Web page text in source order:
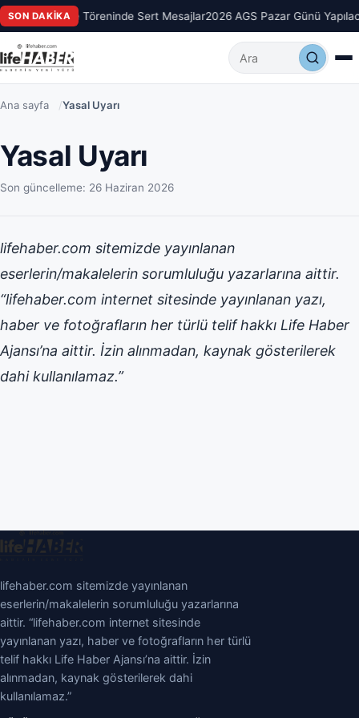
SON DAKIKAÜye Töreninde Sert Mesajlar2026 AGS Pazar Günü
Makalelerde ara
Ana sayfa /Yasal Uyarı
Yasal Uyarı
Son güncelleme: 26 Haziran 2026
lifehaber.com sitemizde yayınlanan
eserlerin/makalelerin sorumluluğu yazarlarına aittir.
“lifehaber.com internet sitesinde yayınlanan yazı,
haber ve fotoğrafların her türlü telif hakkı Life Haber
Ajansı’na aittir. İzin alınmadan, kaynak gösterilerek
dahi kullanılamaz.”
lifehaber.com sitemizde yayınlanan
eserlerin/makalelerin sorumluluğu yazarlarına
aittir. “lifehaber.com internet sitesinde
yayınlanan yazı, haber ve fotoğrafların her türlü
telif hakkı Life Haber Ajansı’na aittir. İzin
alınmadan, kaynak gösterilerek dahi
kullanılamaz.”